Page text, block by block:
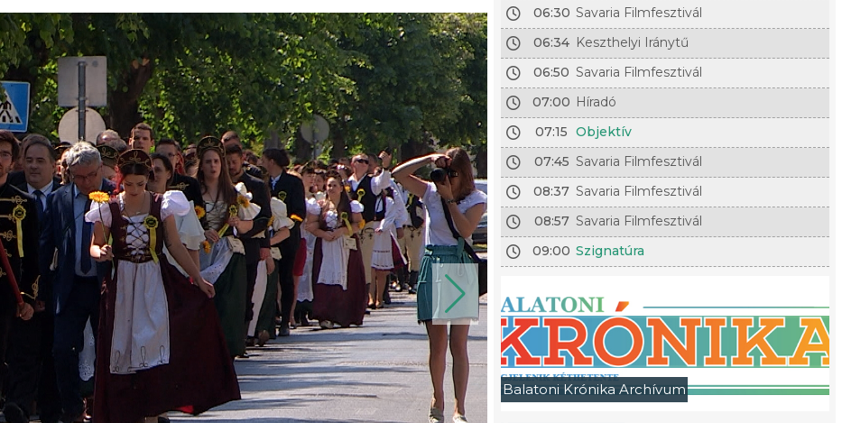
06:30 Savaria Filmfesztivál
06:34 Keszthelyi Iránytű
06:50 Savaria Filmfesztivál
07:00 Híradó
07:15 Objektív
07:45 Savaria Filmfesztivál
08:37 Savaria Filmfesztivál
08:57 Savaria Filmfesztivál
09:00 Szignatúra
Balatoni Krónika Archívum